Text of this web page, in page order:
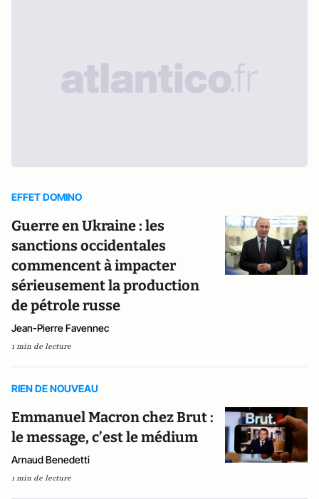
EFFET DOMINO
Guerre en Ukraine : les
sanctions occidentales
commencent à impacter
sérieusement la production
de pétrole russe
Jean-Pierre Favennec
1 min de lecture
RIEN DE NOUVEAU
Emmanuel Macron chez Brut :
le message, c’est le médium
Arnaud Benedetti
1 min de lecture